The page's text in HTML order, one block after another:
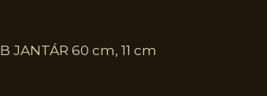
JANTÁR 60 cm, 11 cm